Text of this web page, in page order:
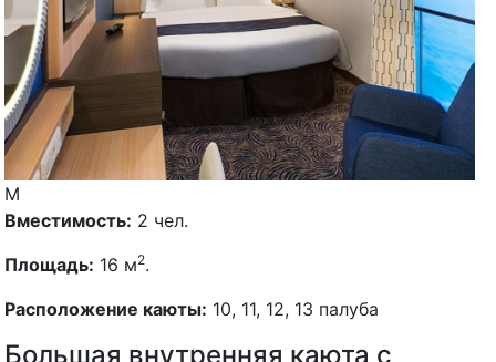
M
Вместимость: 2 чел.
Площадь: 16 м2.
Расположение каюты: 10, 11, 12, 13 палуба
Большая внутренняя каюта с